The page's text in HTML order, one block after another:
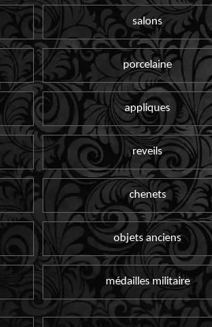
salons
porcelaine
appliques
reveils
chenets
objets anciens
médailles militaire